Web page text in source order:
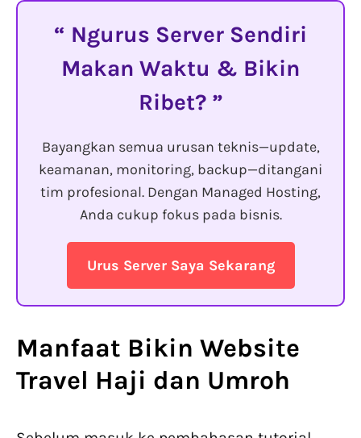
Ngurus Server Sendiri
Makan Waktu & Bikin
Ribet?
Bayangkan semua urusan teknis—update,
keamanan, monitoring, backup—ditangani
tim profesional. Dengan Managed Hosting,
Anda cukup fokus pada bisnis.
Urus Server Saya Sekarang
Manfaat Bikin Website
Travel Haji dan Umroh